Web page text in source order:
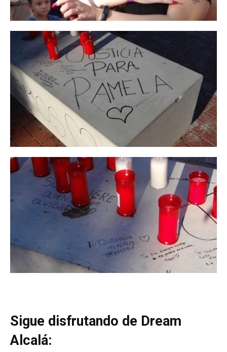
Sigue disfrutando de Dream
Alcalá: